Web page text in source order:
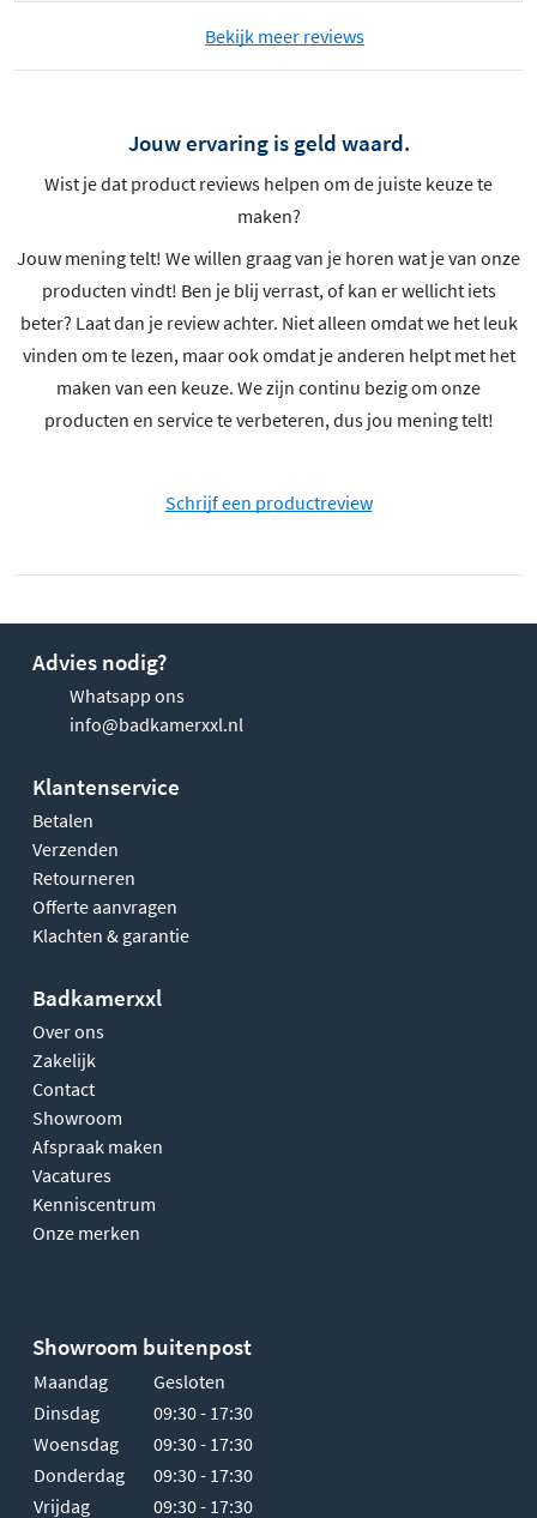
Bekijk meer reviews
Jouw ervaring is geld waard.
Wist je dat product reviews helpen om de juiste keuze te
maken?
Jouw mening telt! We willen graag van je horen wat je van onze
producten vindt! Ben je blij verrast, of kan er wellicht iets
beter? Laat dan je review achter. Niet alleen omdat we het leuk
vinden om te lezen, maar ook omdat je anderen helpt met het
maken van een keuze. We zijn continu bezig om onze
producten en service te verbeteren, dus jou mening telt!
Schrijf een productreview
Advies nodig?
Whatsapp ons
info@badkamerxxl.nl
Klantenservice
Betalen
Verzenden
Retourneren
Offerte aanvragen
Klachten & garantie
Badkamerxxl
Over ons
Zakelijk
Contact
Showroom
Afspraak maken
Vacatures
Kenniscentrum
Onze merken
Showroom buitenpost
Maandag
Gesloten
Dinsdag
09:30 - 17:30
Woensdag
09:30 - 17:30
Donderdag
09:30 - 17:30
Vrijdag
09:30 - 17:30